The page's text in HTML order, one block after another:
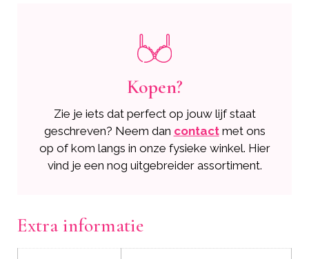
Kopen?
Zie je iets dat perfect op jouw lijf staat
geschreven? Neem dan contact met ons
op of kom langs in onze fysieke winkel. Hier
vind je een nog uitgebreider assortiment.
Extra informatie